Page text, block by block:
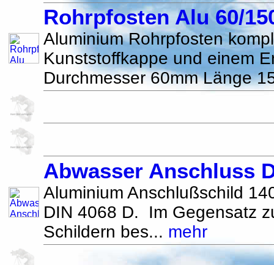
Rohrpfosten Alu 60/
Aluminium Rohrpfosten
Kunststoffkappe und einem
Durchmesser 60mm Länge
Abwasser Anschluss
Aluminium Anschlußschild
DIN 4068 D. Im Gegensatz
Schildern bes... mehr